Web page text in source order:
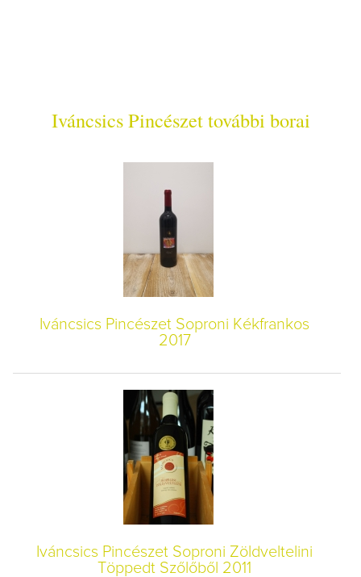
Iváncsics Pincészet további borai
Iváncsics Pincészet Soproni Kékfrankos
2017
Iváncsics Pincészet Soproni Zöldveltelini
Töppedt Szőlőből 2011